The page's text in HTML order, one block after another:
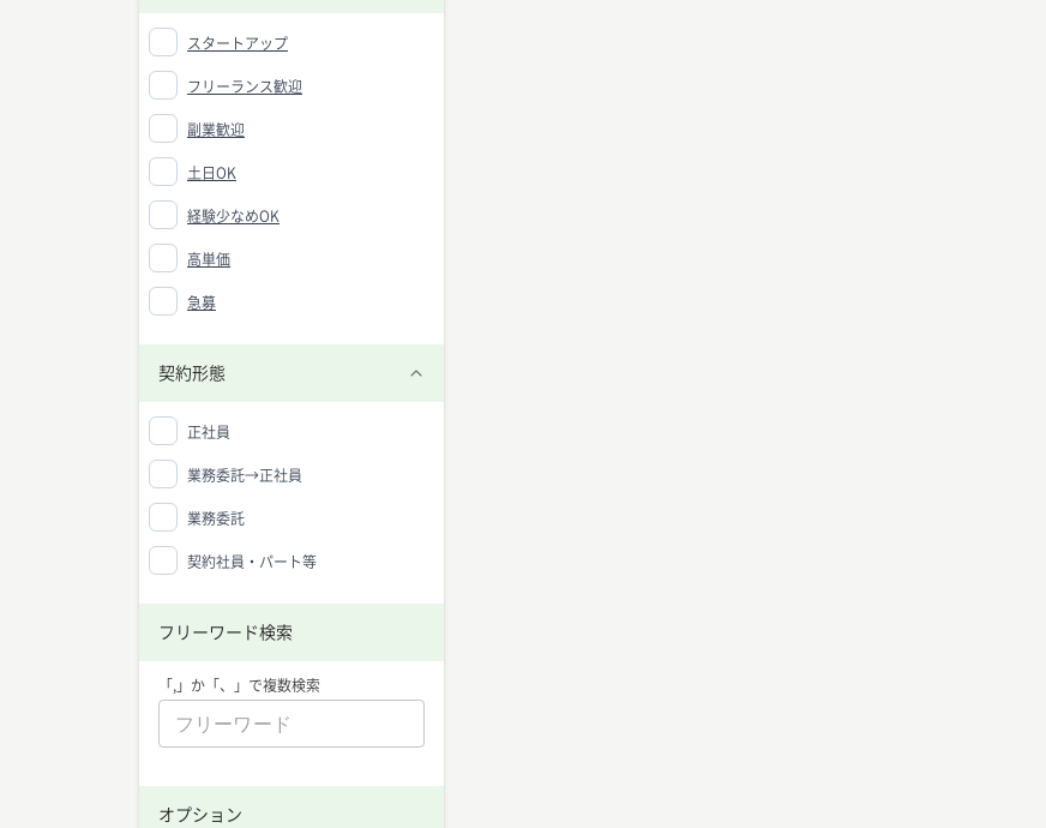
スタートアップ
フリーランス歓迎
副業歓迎
土日OK
経験少なめOK
高単価
急募
契約形態
正社員
業務委託→正社員
業務委託
契約社員・パート等
フリーワード検索
「,」か「、」で複数検索
オプション